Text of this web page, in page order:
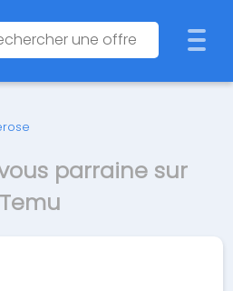
parraine sur
Temu